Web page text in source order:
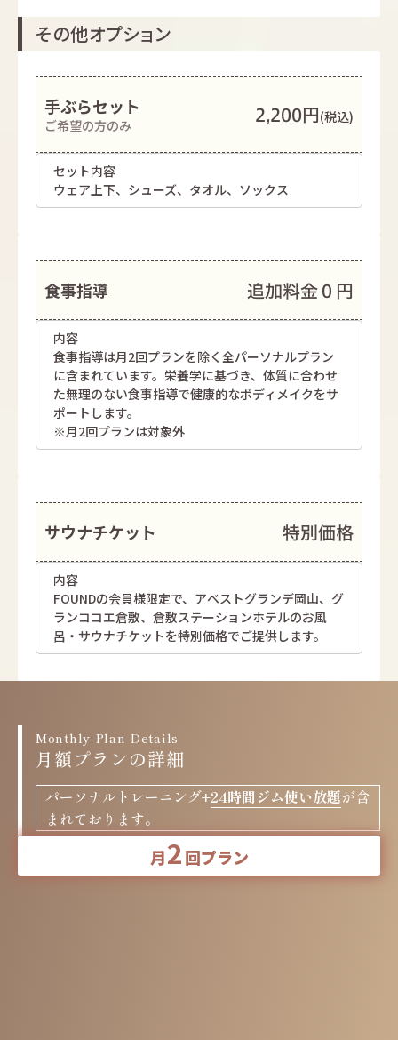
その他オプション
手ぶらセット
ご希望の方のみ 2,200円(税込)
セット内容
ウェア上下、シューズ、タオル、ソックス
食事指導 追加料金０円
内容
食事指導は月2回プランを除く全パーソナルプラン
に含まれています。栄養学に基づき、体質に合わせ
た無理のない食事指導で健康的なボディメイクをサ
ポートします。
※月2回プランは対象外
サウナチケット 特別価格
内容
FOUNDの会員様限定で、アベストグランデ岡山、グ
ランココエ倉敷、倉敷ステーションホテルのお風
呂・サウナチケットを特別価格でご提供します。
Monthly Plan Details
月額プランの詳細
パーソナルトレーニング+24時間ジム使い放題が含
まれております。
月2回プラン